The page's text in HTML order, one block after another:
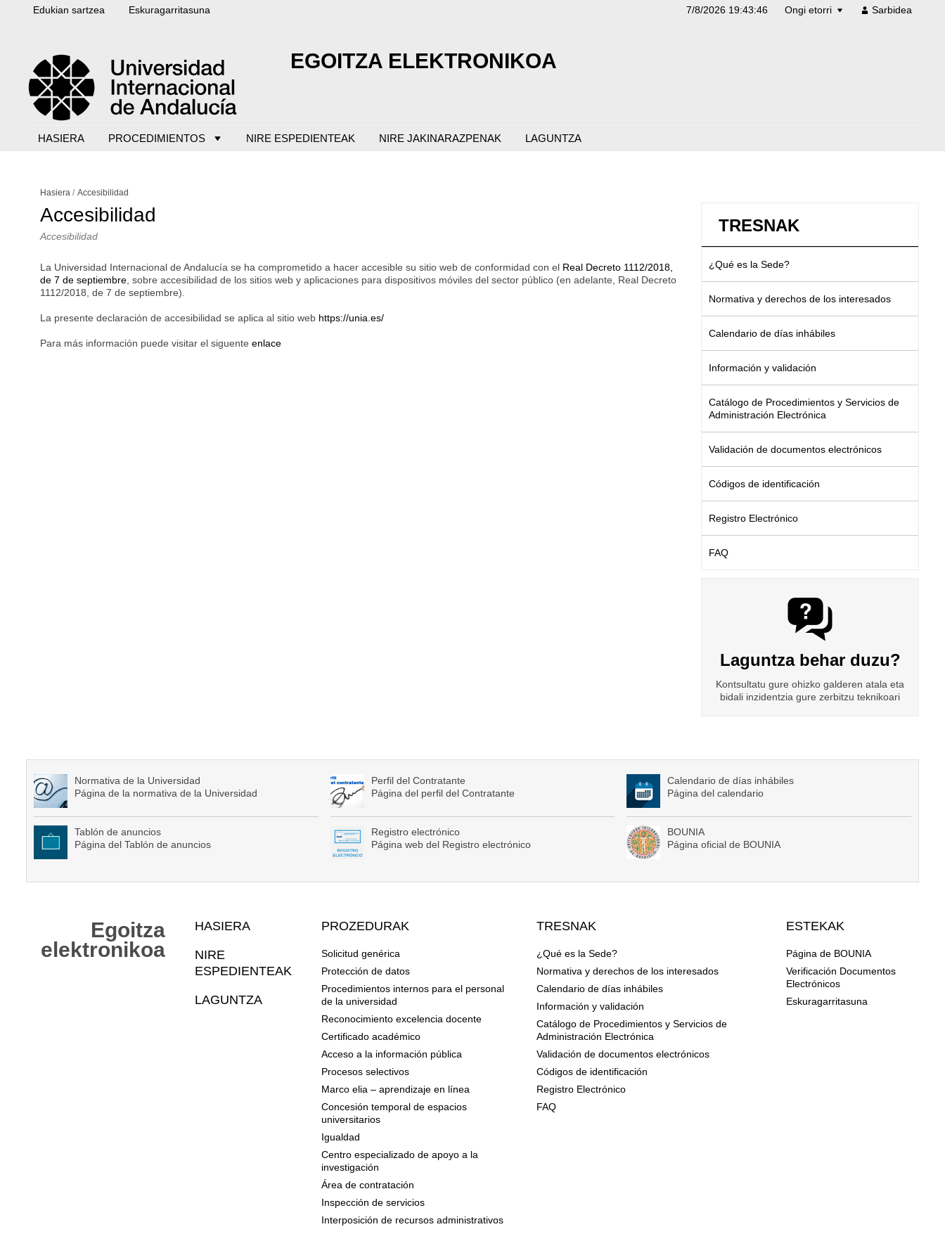
Edukian sartzea Eskuragarritasuna 7/8/2026 19:43:46 Ongi etorri Sarbidea
EGOITZA ELEKTRONIKOA
HASIERA PROCEDIMIENTOS NIRE ESPEDIENTEAK NIRE JAKINARAZPENAK LAGUNTZA
Hasiera Accesibilidad
Accesibilidad
Accesibilidad
La Universidad Internacional de Andalucía se ha comprometido a hacer accesible su sitio web de conformidad con el Real Decreto 1112/2018,
de 7 de septiembre , sobre accesibilidad de los sitios web y aplicaciones para dispositivos móviles del sector público (en adelante, Real Decreto
1112/2018, de 7 de septiembre).
La presente declaración de accesibilidad se aplica al sitio web https://unia.es/
Para más información puede visitar el siguenteenlace
TRESNAK
¿Qué es la Sede?
Normativa y derechos de los interesados
Calendario de días inhábiles
Información y validación
Catálogo de Procedimientos y Servicios de
Administración Electrónica
Validación de documentos electrónicos
Códigos de identificación
Registro Electrónico
FAQ
Laguntza behar duzu?
Kontsultatu gure ohizko galderen atala eta
bidali inzidentzia gure zerbitzu teknikoari
Normativa de la Universidad
Página de la normativa de la Universidad
Perfil del Contratante
Página del perfil del Contratante
Calendario de días inhábiles
Página del calendario
Tablón de anuncios
Página del Tablón de anuncios
Registro electrónico
Página web del Registro electrónico
BOUNIA
Página oficial de BOUNIA
Mapa
Egoitza
elektronikoa
HASIERA
NIRE
ESPEDIENTEAK
LAGUNTZA
PROZEDURAK
Solicitud genérica
Protección de datos
Procedimientos internos para el personal
de la universidad
Reconocimiento excelencia docente
Certificado académico
Acceso a la información pública
Procesos selectivos
Marco elia – aprendizaje en línea
Concesión temporal de espacios
universitarios
Igualdad
Centro especializado de apoyo a la
investigación
Área de contratación
Inspección de servicios
Interposición de recursos administrativos
TRESNAK
¿Qué es la Sede?
Normativa y derechos de los interesados
Calendario de días inhábiles
Información y validación
Catálogo de Procedimientos y Servicios de
Administración Electrónica
Validación de documentos electrónicos
Códigos de identificación
Registro Electrónico
FAQ
ESTEKAK
Página de BOUNIA
Verificación Documentos
Electrónicos
Eskuragarritasuna